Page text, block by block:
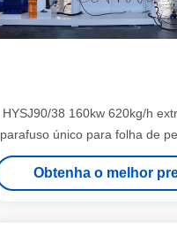
HYSJ90/38 160kw 620kg/h
parafuso único para folha de
placa de folha de grade
Obtenha o melhor